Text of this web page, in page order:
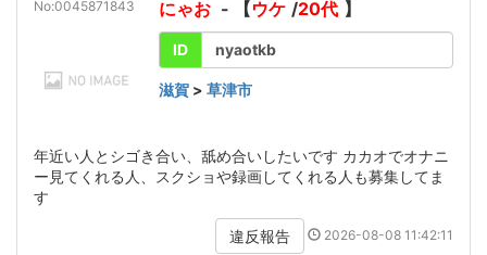
No:0045871843 にゃお - 【ウケ /20代 】
ID nyaotkb
滋賀 > 草津市
年近い人とシゴき合い、舐め合いしたいです カカオでオナニ
ー見てくれる人、スクショや録画してくれる人も募集してま
す
違反報告 2026-08-08 11:42:11